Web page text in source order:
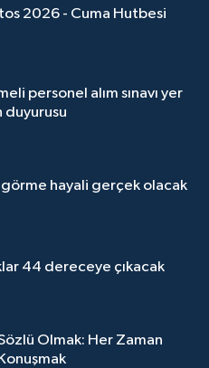
2026 - Cuma Hutbesi
personel alım sınavı yer
duyurusu
görme hayali gerçek olacak
44 dereceye çıkacak
Olmak: Her Zaman